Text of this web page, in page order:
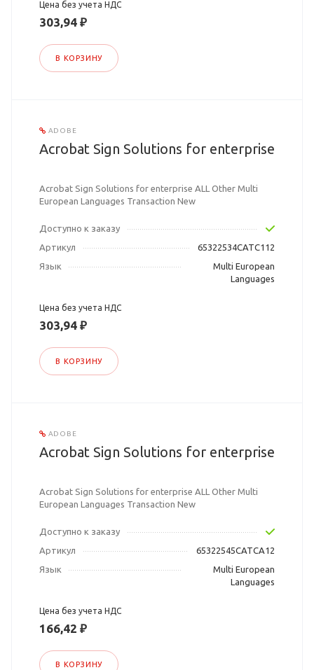
Цена без учета НДС
303,94 ₽
В КОРЗИНУ
ADOBE
Acrobat Sign Solutions for enterprise
Acrobat Sign Solutions for enterprise ALL Other Multi
European Languages Transaction New
Доступно к заказу
Артикул
65322534CATC112
Язык
Multi European
Languages
Цена без учета НДС
303,94 ₽
В КОРЗИНУ
ADOBE
Acrobat Sign Solutions for enterprise
Acrobat Sign Solutions for enterprise ALL Other Multi
European Languages Transaction New
Доступно к заказу
Артикул
65322545CATCA12
Язык
Multi European
Languages
Цена без учета НДС
166,42 ₽
В КОРЗИНУ